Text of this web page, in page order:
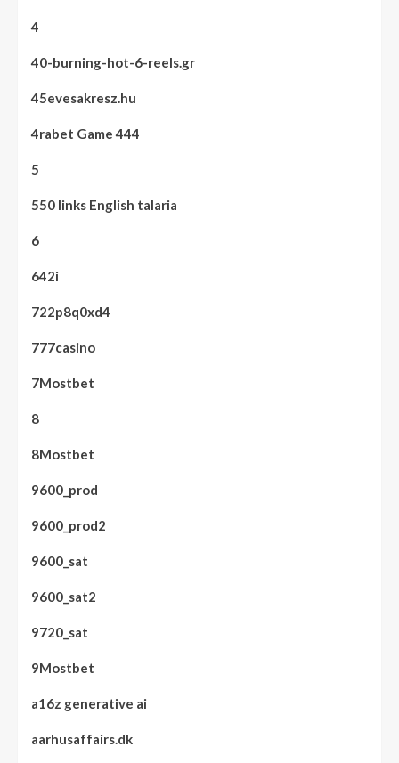
4
40-burning-hot-6-reels.gr
45evesakresz.hu
4rabet Game 444
5
550 links English talaria
6
642i
722p8q0xd4
777casino
7Mostbet
8
8Mostbet
9600_prod
9600_prod2
9600_sat
9600_sat2
9720_sat
9Mostbet
a16z generative ai
aarhusaffairs.dk